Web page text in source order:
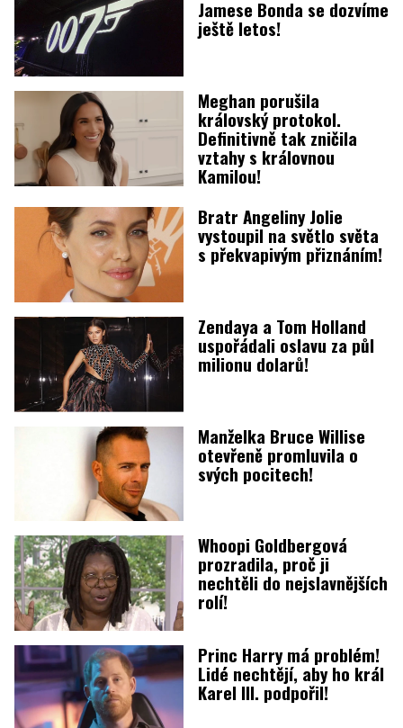
Jamese Bonda se dozvíme
ještě letos!
Meghan porušila
královský protokol.
Definitivně tak zničila
vztahy s královnou
Kamilou!
Bratr Angeliny Jolie
vystoupil na světlo světa
s překvapivým přiznáním!
Zendaya a Tom Holland
uspořádali oslavu za půl
milionu dolarů!
Manželka Bruce Willise
otevřeně promluvila o
svých pocitech!
Whoopi Goldbergová
prozradila, proč ji
nechtěli do nejslavnějších
rolí!
Princ Harry má problém!
Lidé nechtějí, aby ho král
Karel III. podpořil!